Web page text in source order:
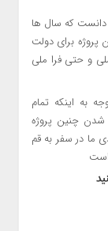
دانست که سال ها
پروژه برای دولت
و حتی فرا ملی
به اینکه تمام
شدن چنین پروژه
در سفر به قم